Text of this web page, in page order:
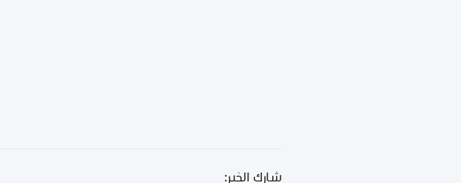
شارك الخبر: